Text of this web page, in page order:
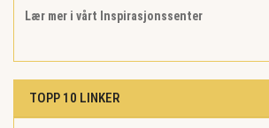
Lær mer i vårt Inspirasjonssenter
TOPP 10 LINKER